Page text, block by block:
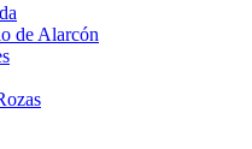
de Alarcón